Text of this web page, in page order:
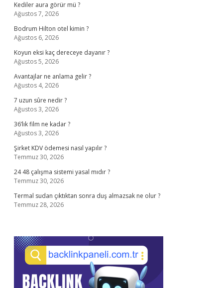
Kediler aura görür mü ?
Ağustos 7, 2026
Bodrum Hilton otel kimin ?
Ağustos 6, 2026
Koyun eksi kaç dereceye dayanır ?
Ağustos 5, 2026
Avantajlar ne anlama gelir ?
Ağustos 4, 2026
7 uzun sûre nedir ?
Ağustos 3, 2026
36’lık film ne kadar ?
Ağustos 3, 2026
Şirket KDV ödemesi nasıl yapılır ?
Temmuz 30, 2026
24 48 çalışma sistemi yasal mıdır ?
Temmuz 30, 2026
Termal sudan çıktıktan sonra duş almazsak ne olur ?
Temmuz 28, 2026